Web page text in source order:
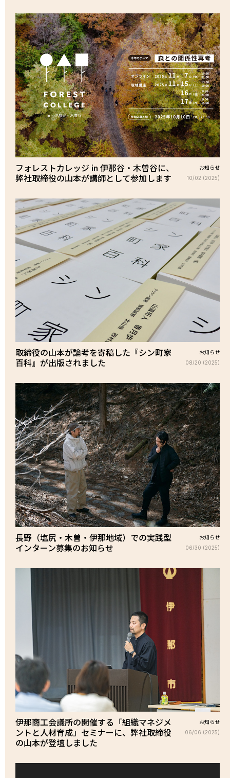
フォレストカレッジ in 伊那谷・木曽谷に、
弊社取締役の山本が講師として参加します
お知らせ
10/02 (2025)
取締役の山本が論考を寄稿した『シン町家
百科』が出版されました
お知らせ
08/20 (2025)
長野（塩尻・木曽・伊那地域）での実践型
インターン募集のお知らせ
お知らせ
06/30 (2025)
伊那商工会議所の開催する「組織マネジメ
ントと人材育成」セミナーに、弊社取締役
の山本が登壇しました
お知らせ
06/06 (2025)